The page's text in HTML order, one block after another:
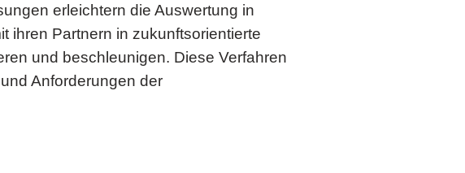
erleichtern die Auswertung in
ihren Partnern in zukunftsorientierte
und beschleunigen. Diese Verfahren
Anforderungen der